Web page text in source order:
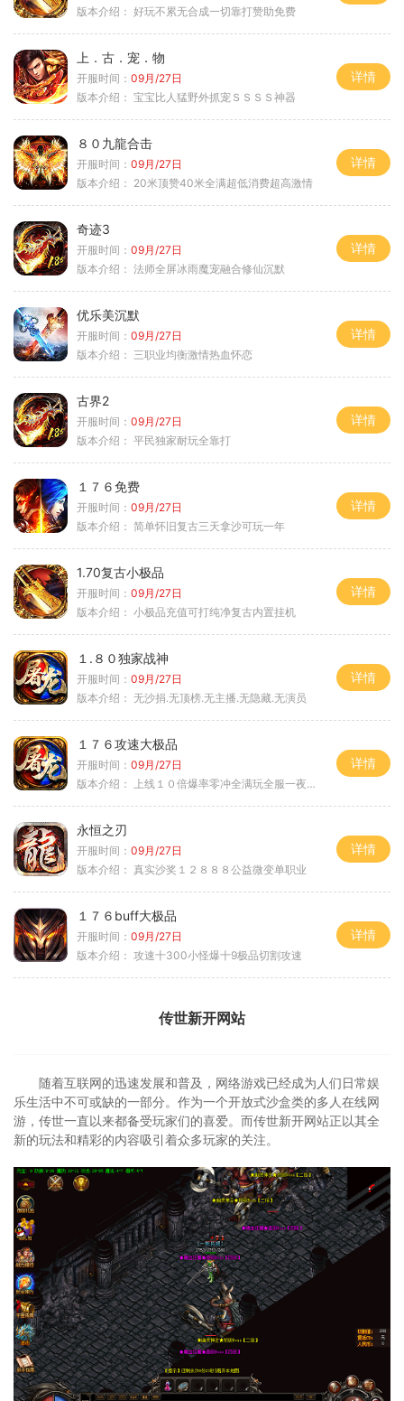
版本介绍： 好玩不累无合成一切靠打赞助免费
上．古．宠．物
开服时间： 09月/27日
版本介绍： 宝宝比人猛野外抓宠ＳＳＳＳ神器
详情
８０九龍合击
开服时间： 09月/27日
版本介绍： 20米顶赞40米全满超低消费超高激情
详情
奇迹3
开服时间： 09月/27日
版本介绍： 法师全屏冰雨魔宠融合修仙沉默
详情
优乐美沉默
开服时间： 09月/27日
版本介绍： 三职业均衡激情热血怀恋
详情
古界2
开服时间： 09月/27日
版本介绍： 平民独家耐玩全靠打
详情
１７６免费
开服时间： 09月/27日
版本介绍： 简单怀旧复古三天拿沙可玩一年
详情
1.70复古小极品
开服时间： 09月/27日
版本介绍： 小极品充值可打纯净复古内置挂机
详情
１.８０独家战神
开服时间： 09月/27日
版本介绍： 无沙捐.无顶榜.无主播.无隐藏.无演员
详情
１７６攻速大极品
开服时间： 09月/27日
版本介绍：
上线１０倍爆率零冲全满玩全服一夜终极
详情
永恒之刃
开服时间： 09月/27日
版本介绍： 真实沙奖１２８８８公益微变单职业
详情
１７６buff大极品
开服时间： 09月/27日
版本介绍： 攻速十300小怪爆十9极品切割攻速
详情
传世新开网站
随着互联网的迅速发展和普及，网络游戏已经成为人们日常娱
乐生活中不可或缺的一部分。作为一个开放式沙盒类的多人在线网
游，传世一直以来都备受玩家们的喜爱。而传世新开网站正以其全
新的玩法和精彩的内容吸引着众多玩家的关注。